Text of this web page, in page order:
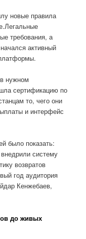
новые правила
требования, а
активный
нужном
сертификацию по
то, чего они
и интерфейс
было показать:
систему
возвратов
год аудитория
Кенжебаев,
до живых